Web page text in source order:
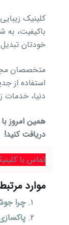
کلینیک
باکیفیت، به
خودتان
متخصصان
استفاده از
دنیا، خدمات
همین امروز
دریافت کنید!
تماس با
موارد
چرا